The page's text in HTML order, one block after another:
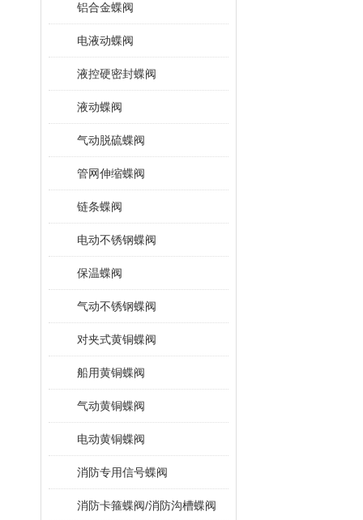
铝合金蝶阀
电液动蝶阀
液控硬密封蝶阀
液动蝶阀
气动脱硫蝶阀
管网伸缩蝶阀
链条蝶阀
电动不锈钢蝶阀
保温蝶阀
气动不锈钢蝶阀
对夹式黄铜蝶阀
船用黄铜蝶阀
气动黄铜蝶阀
电动黄铜蝶阀
消防专用信号蝶阀
消防卡箍蝶阀/消防沟槽蝶阀